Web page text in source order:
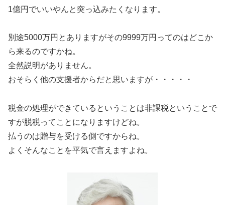
1億円でいいやんと突っ込みたくなります。
別途5000万円とありますがその9999万円ってのはどこか
ら来るのですかね。
全然説明がありません。
おそらく他の支援者からだと思いますが・・・・・
税金の処理ができているということは非課税ということで
すが脱税ってことになりますけどね。
払うのは贈与を受ける側ですからね。
よくそんなことを平気で言えますよね。